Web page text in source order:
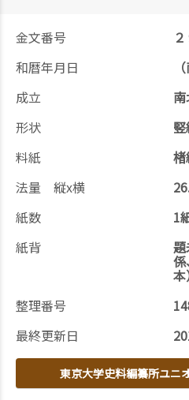
金文番号
和暦年月日
成立
形状
料紙
法量 縦x横
紙数
1
紙背
本
整理番号
最終更新日
東京大学史料編纂所ユニ